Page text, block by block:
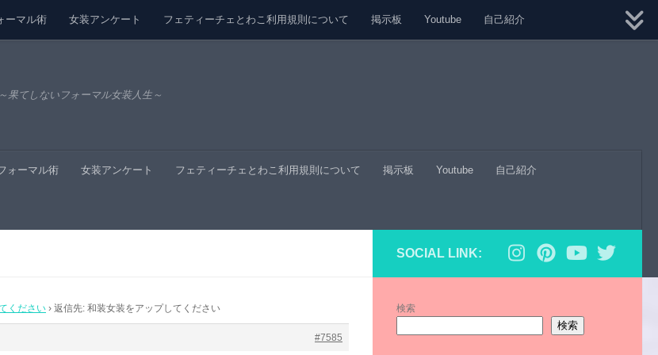
ーマル術 女装アンケート フェティーチェとわこ利用規則について 掲示板 Youtube 自己紹介
～果てしないフォーマル女装人生～
ォーマル術 女装アンケート フェティーチェとわこ利用規則について 掲示板 Youtube 自己紹介
ください › 返信先: 和装女装をアップしてください
#7585
SOCIAL LINK:
検索
検索